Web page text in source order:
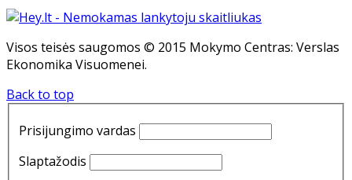
Visos teisės saugomos © 2015 Mokymo Centras: Verslas
Ekonomika Visuomenei.
Back to top
Prisijungimo vardas
Slaptažodis